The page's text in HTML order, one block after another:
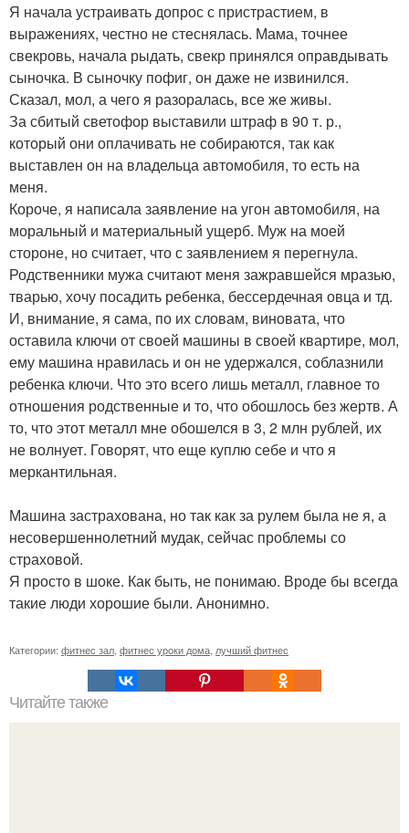
Я начала устраивать допрос с пристрастием, в
выражениях, честно не стеснялась. Мама, точнее
свекровь, начала рыдать, свекр принялся оправдывать
сыночка. В сыночку пофиг, он даже не извинился.
Сказал, мол, а чего я разоралась, все же живы.
За сбитый светофор выставили штраф в 90 т. р.,
который они оплачивать не собираются, так как
выставлен он на владельца автомобиля, то есть на
меня.
Короче, я написала заявление на угон автомобиля, на
моральный и материальный ущерб. Муж на моей
стороне, но считает, что с заявлением я перегнула.
Родственники мужа считают меня зажравшейся мразью,
тварью, хочу посадить ребенка, бессердечная овца и тд.
И, внимание, я сама, по их словам, виновата, что
оставила ключи от своей машины в своей квартире, мол,
ему машина нравилась и он не удержался, соблазнили
ребенка ключи. Что это всего лишь металл, главное то
отношения родственные и то, что обошлось без жертв. А
то, что этот металл мне обошелся в 3, 2 млн рублей, их
не волнует. Говорят, что еще куплю себе и что я
меркантильная.
Машина застрахована, но так как за рулем была не я, а
несовершеннолетний мудак, сейчас проблемы со
страховой.
Я просто в шоке. Как быть, не понимаю. Вроде бы всегда
такие люди хорошие были. Анонимно.
Категории: фитнес зал фитнес уроки дома лучший фитнес
Читайте также